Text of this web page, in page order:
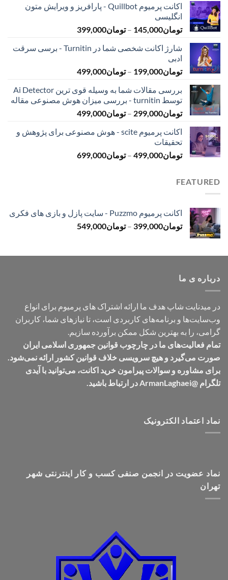
اکانت پرمیوم Quillbot - پارافریز و ویرایش متون
انگلیسی
تومان145,000
– تومان399,000
تومان145,000
تومان399,000
شارژ اکانت شخصی شما در Turnitin - برسی سرقت
ادبی
تومان199,000
– تومان499,000محدوده
تومان199,000
تا
تومان499,000
بررسی مقالات شما به وسیله قوی ترین Ai Detector
توسط turnitin - بررسی میزان هوش مصنوعی مقاله
تومان299,000
– تومان499,000محدوده
تومان299,000
تومان499,000
اکانت پرمیوم scite - هوش مصنوعی برای پژوهش و
تحقیقات
تومان499,000
– تومان699,000محدوده
FEATURED
اکانت پرمیوم Puzzmo - سایت پازل و بازی های فکری
تومان399,000
– تومان549,000
تا
درباره ی ما
در میدنایت شاپ هدف ما ارائه اشتراک های پرمیوم برای انواع
وب‌سایت‌ها و برنامه‌های کاربردی است، تا نیازهای شما، کاربران
گرامی، را به بهترین شکل ممکن برآورده سازیم.
تمام فعالیت‌های ما در چارچوب قوانین جمهوری اسلامی ایران
صورت می‌گیرد و هیچ سرویسی خلاف قوانین کشور ارائه نمی‌شود.
برای مشاوره و سوالات پیرامون خرید اکانت، می‌توانید با آیدی
تلگرام @ArmanLaghaei در ارتباط باشید.
نماد اعتماد الکترونیک
نماد عضویت در انجمن صنفی کسب و کار اینترنتی شهر
تهران